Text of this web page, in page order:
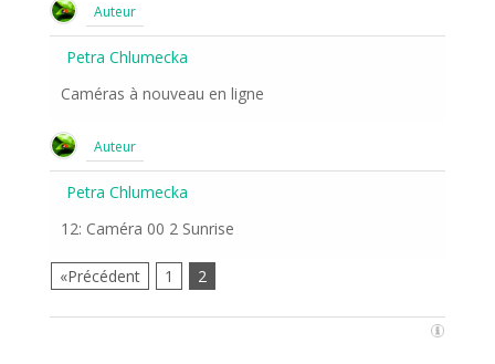
Auteur
Petra Chlumecka
Caméras à nouveau en ligne
Auteur
Petra Chlumecka
12: Caméra 00 2 Sunrise
«Précédent 1 2